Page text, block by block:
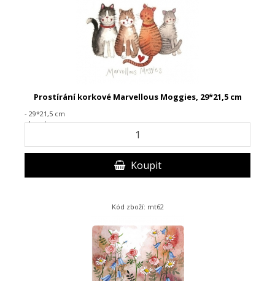
Prostírání korkové Marvellous Moggies, 29*21,5 cm
- 29*21,5 cm
- korek
Koupit
Kód zboží: mt62